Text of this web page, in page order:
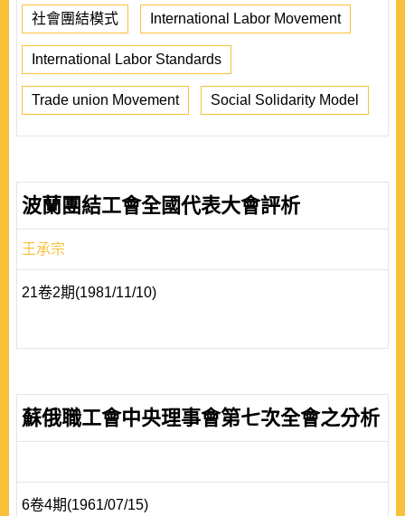
社會團結模式 International Labor Movement
International Labor Standards
Trade union Movement Social Solidarity Model
波蘭團結工會全國代表大會評析
王承宗
21卷2期(1981/11/10)
蘇俄職工會中央理事會第七次全會之分析
6卷4期(1961/07/15)